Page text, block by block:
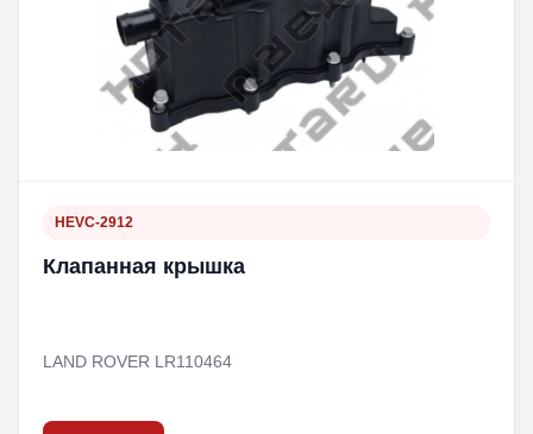
HEVC-2912
Клапанная крышка
LAND ROVER LR110464